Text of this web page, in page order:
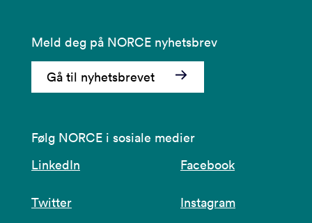
Meld deg på NORCE nyhetsbrev
Gå til nyhetsbrevet
Følg NORCE i sosiale medier
LinkedIn
Facebook
Twitter Instagram